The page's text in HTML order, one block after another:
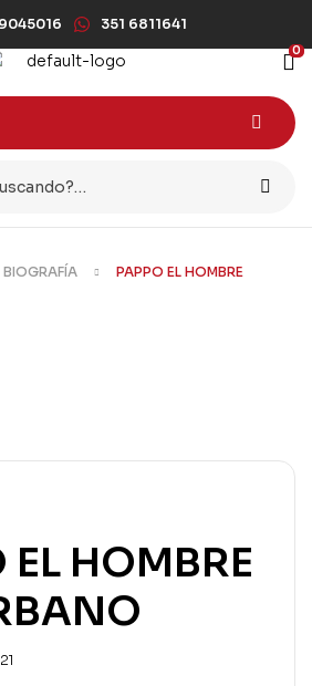
351 6811641
0
BIOGRAFÍA
PAPPO EL HOMBRE
EL HOMBRE